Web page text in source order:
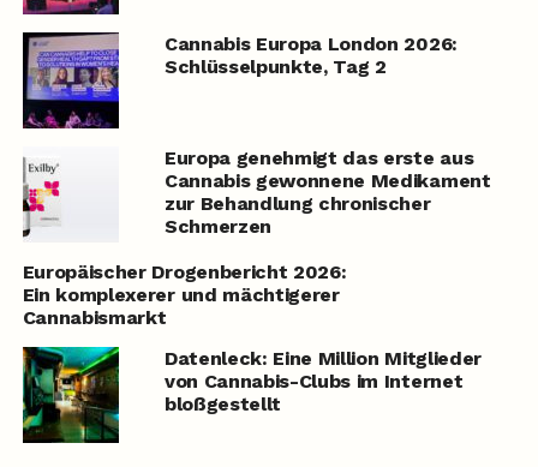
Cannabis Europa London 2026:
Schlüsselpunkte, Tag 2
Europa genehmigt das erste aus
Cannabis gewonnene Medikament
zur Behandlung chronischer
Schmerzen
Europäischer Drogenbericht 2026:
Ein komplexerer und mächtigerer
Cannabismarkt
Datenleck: Eine Million Mitglieder
von Cannabis-Clubs im Internet
bloßgestellt